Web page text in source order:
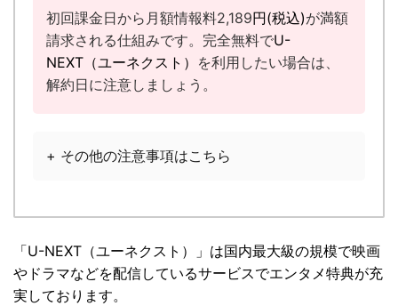
初回課金日から月額情報料2,189円(税込)が満額
請求される仕組みです。完全無料でU-
NEXT（ユーネクスト） を利用したい場合は、
解約日に注意しましょう。
+ その他の注意事項はこちら
「U-NEXT（ユーネクスト）」は国内最大級の規模で映画
やドラマなどを配信しているサービスでエンタメ特典が充
実しております。